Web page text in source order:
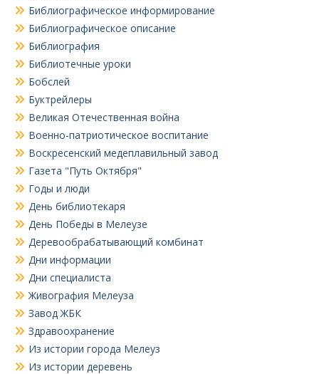
Библиографическое информирование
Библиографическое описание
Библиография
Библиотечные уроки
Бобслей
Буктрейлеры
Великая Отечественная война
Военно-патриотическое воспитание
Воскресенский медеплавильный завод
Газета "Путь Октября"
Годы и люди
День библиотекаря
День Победы в Мелеузе
Деревообрабатывающий комбинат
Дни информации
Дни специалиста
Живография Мелеуза
Завод ЖБК
Здравоохранение
Из истории города Мелеуз
Из истории деревень